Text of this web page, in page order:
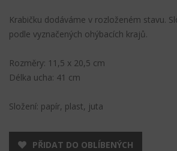
Krabičku dodáváme v rozloženém stavu.
podle vyznačených ohýbacích krajů.
Rozměry: 11,5 x 20,5 cm
Délka ucha: 41 cm
Složení: papír, plast, juta
PŘIDAT DO OBLÍBENÝCH